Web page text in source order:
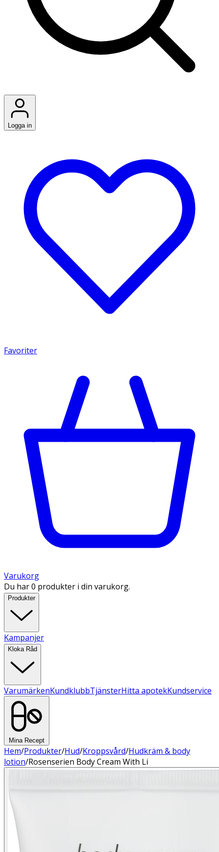
Logga in
Favoriter
Varukorg
Du har 0 produkter i din varukorg.
Produkter
Kampanjer
Kloka Råd
VarumärkenKundklubbTjänsterHitta apotekKundservice
Mina Recept
Hem/Produkter/Hud/Kroppsvård/Hudkräm & body
lotion/Rosenserien Body Cream With Li